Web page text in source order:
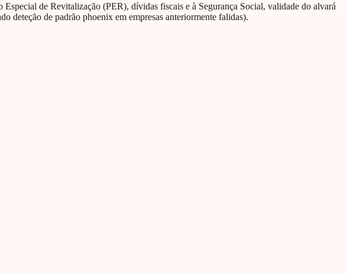
de Revitalização (PER), dívidas fiscais e à Segurança Social, validade do alvará
deteção de padrão phoenix em empresas anteriormente falidas).